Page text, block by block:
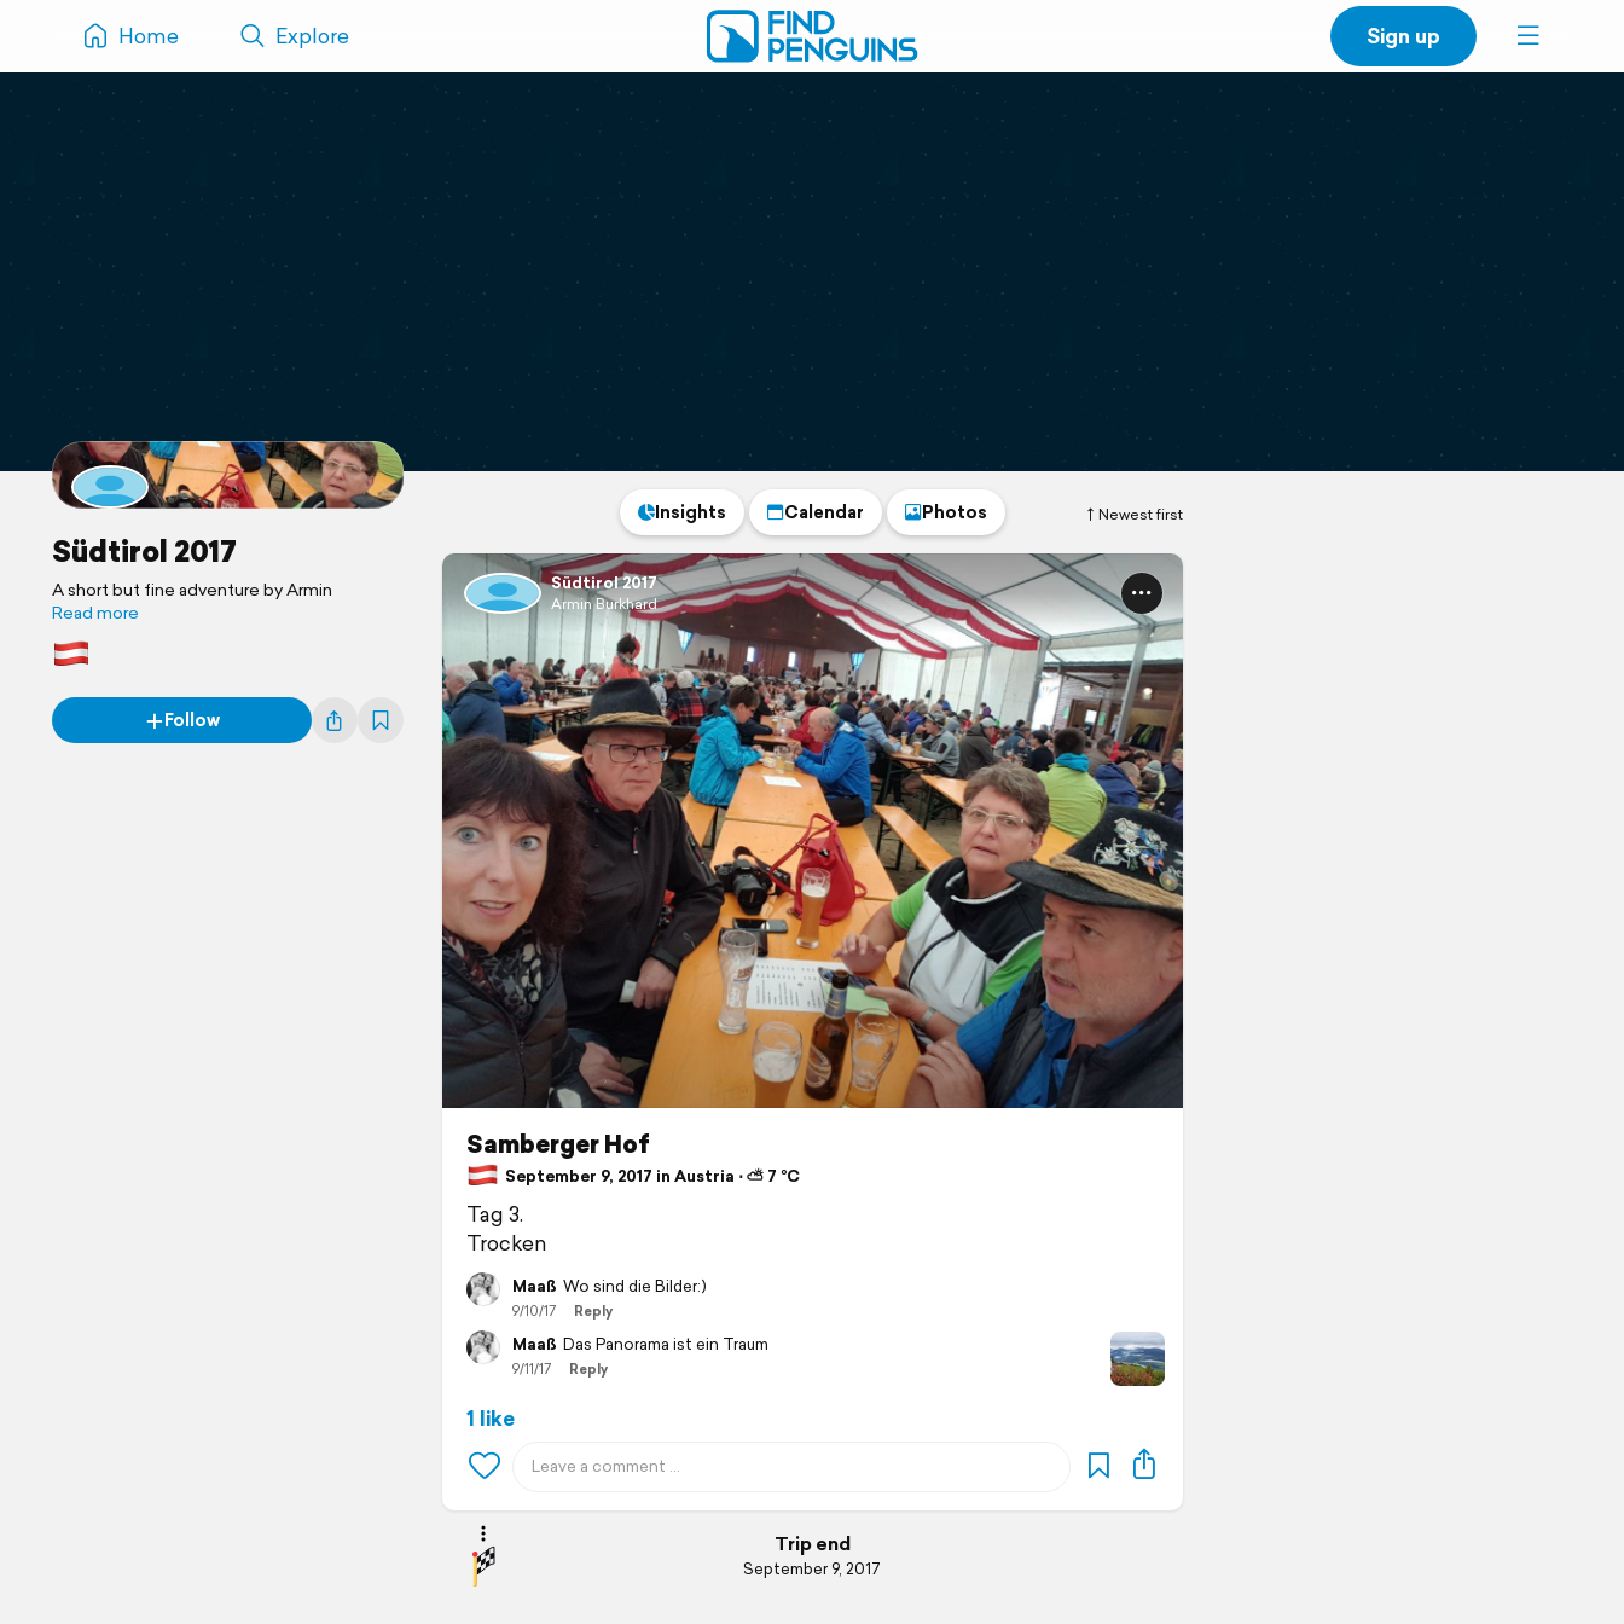
Home Explore Sign up
Südtirol 2017
A short but fine adventure by Armin
Read more
Follow
Newest first
Insights Calendar Photos
Südtirol 2017
Armin Burkhard
Samberger Hof
September 9, 2017 in Austria ⋅ ⛅ 7 °C
Tag 3.
Trocken
Maaß Wo sind die Bilder:)
9/10/17 Reply
Maaß Das Panorama ist ein Traum
9/11/17 Reply
1 like
Trip end
September 9, 2017